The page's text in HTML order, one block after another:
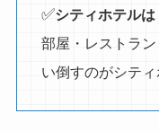
✅シティホテルは
部屋・レストラ
い倒すのがシティ